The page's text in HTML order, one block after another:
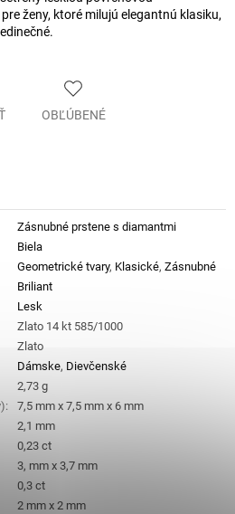
ženy, ktoré milujú elegantnú klasiku,
OBĽÚBENÉ
Zásnubné prstene s diamantmi
Biela
Geometrické tvary, Klasické, Zásnubné
Briliant
Lesk
Zlato 14 kt 585/1000
Zlato
Dámske, Dievčenské
2,73 g
:
7,5 mm x 7,5 mm x 6 mm
2,1 mm
0,23 ct
3, mm x 3,7 mm
0,3 ct
2 mm x 2 mm